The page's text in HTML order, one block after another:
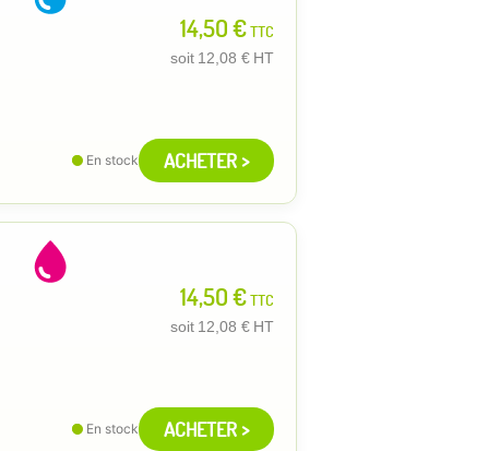
14,50 €TTC
soit 12,08 € HT
En stock ACHETER >
14,50 €TTC
soit 12,08 € HT
En stock ACHETER >